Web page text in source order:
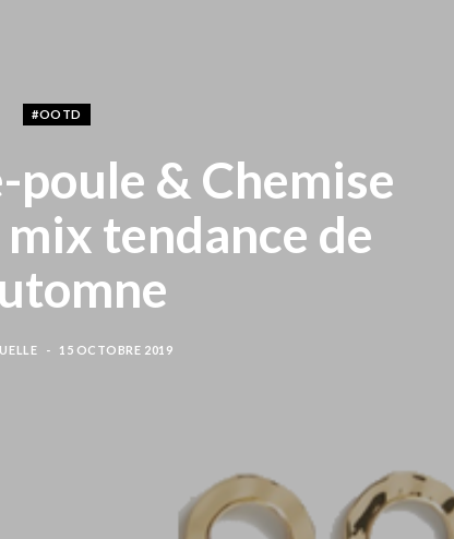
#OOTD
poule & Chemise
tendance de
15 OCTOBRE 2019